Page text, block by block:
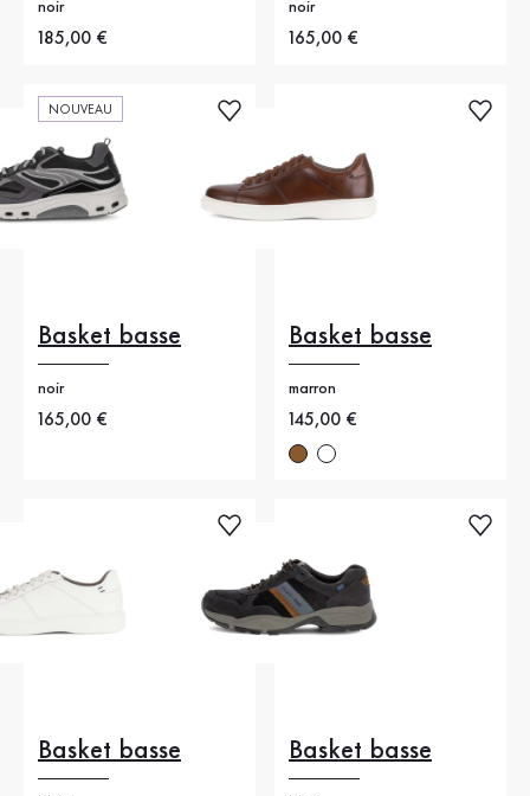
noir
Nouveau prix
185,00 €
noir
Nouveau prix
165,00 €
NOUVEAU
Basket basse
noir
Nouveau prix
165,00 €
Basket basse
marron
Nouveau prix
145,00 €
Basket basse Basket basse